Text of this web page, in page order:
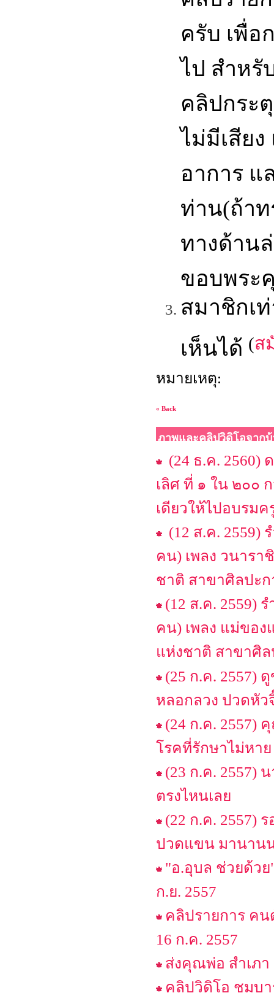
ครับ เพื่อ
ไป สำหรั
คลิปกระ
ไม่มีเสีย
อาการ แ
ท่าน(ถ้าท
ทางด้าน
ขอบพระ
สมาชิกเ
เห็นได้ (ส
หมายเหตุ:
« Back
ภาพและคลิปวิดิโอจาก
(24 ธ.ค. 2560)
เลิศ ที่ ๑ ใน ๒๐๐
เดียวให้ไปอบรมค
(12 ส.ค. 2559)
คน) เพลง วนาร
ชาติ สาขาศิลปะก
(12 ส.ค. 2559)
คน) เพลง แม่ขอ
แห่งชาติ สาขาศิ
(25 ก.ค. 2557)
หลอกลวง ปวดหัว
(24 ก.ค. 2557)
โรคที่รักษาไม่หาย
(23 ก.ค. 2557)
ตรงไหนเลย
(22 ก.ค. 2557)
ปวดแขน มานาน
"อ.อุบล ช่วยด้ว
ก.ย. 2557
คลิปรายการ ค
16 ก.ค. 2557
ส่งคุณพ่อ สำเภ
คลิปวิดิโอ ชมบ